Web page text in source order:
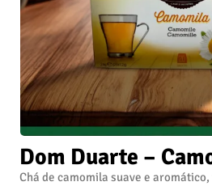
Dom Duarte –
Chá de camomila suave e